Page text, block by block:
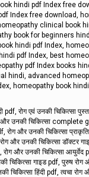
hindi pdf Index free
Index free download,
clinical book
book for beginners
hindi pdf Index,
pdf Index, best
pdf Index books
hindi, advanced
homeopathy book
pdf, रोग एवं उनकी चिकित्सा
चिकित्सा complete
और उनकी चिकित्सा
रोग और उनकी चिकित्सा
और उनकी चिकित्सा आयुर्वेद
गाइड pdf, पुरुष रोग
चिकित्सा हिंदी pdf, त्वचा